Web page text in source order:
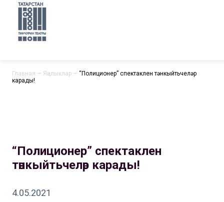
Главная — Яңалыклар — “Полиционер” спектаклен тәнкыйтьчеләр
карады!
“Полиционер” спектаклен
тәнкыйтьчеләр карады!
4.05.2021